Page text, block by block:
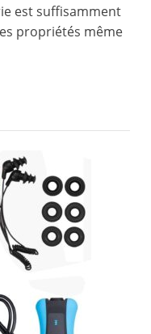
est suffisamment
propriétés même